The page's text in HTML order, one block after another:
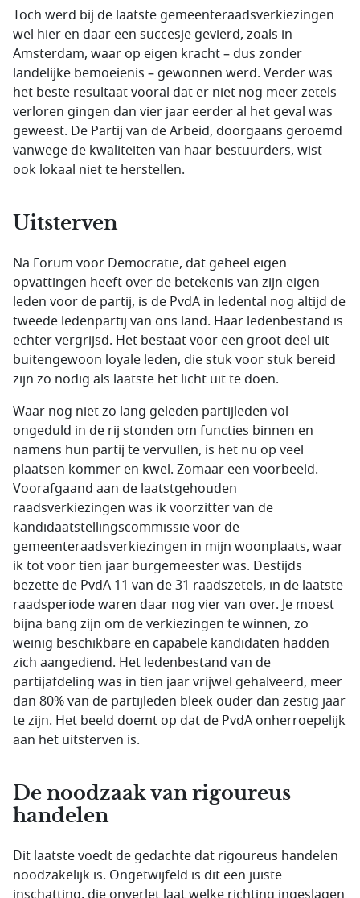
Toch werd bij de laatste gemeenteraadsverkiezingen
wel hier en daar een succesje gevierd, zoals in
Amsterdam, waar op eigen kracht – dus zonder
landelijke bemoeienis – gewonnen werd. Verder was
het beste resultaat vooral dat er niet nog meer zetels
verloren gingen dan vier jaar eerder al het geval was
geweest. De Partij van de Arbeid, doorgaans geroemd
vanwege de kwaliteiten van haar bestuurders, wist
ook lokaal niet te herstellen.
Uitsterven
Na Forum voor Democratie, dat geheel eigen
opvattingen heeft over de betekenis van zijn eigen
leden voor de partij, is de PvdA in ledental nog altijd de
tweede ledenpartij van ons land. Haar ledenbestand is
echter vergrijsd. Het bestaat voor een groot deel uit
buitengewoon loyale leden, die stuk voor stuk bereid
zijn zo nodig als laatste het licht uit te doen.
Waar nog niet zo lang geleden partijleden vol
ongeduld in de rij stonden om functies binnen en
namens hun partij te vervullen, is het nu op veel
plaatsen kommer en kwel. Zomaar een voorbeeld.
Voorafgaand aan de laatstgehouden
raadsverkiezingen was ik voorzitter van de
kandidaatstellingscommissie voor de
gemeenteraadsverkiezingen in mijn woonplaats, waar
ik tot voor tien jaar burgemeester was. Destijds
bezette de PvdA 11 van de 31 raadszetels, in de laatste
raadsperiode waren daar nog vier van over. Je moest
bijna bang zijn om de verkiezingen te winnen, zo
weinig beschikbare en capabele kandidaten hadden
zich aangediend. Het ledenbestand van de
partijafdeling was in tien jaar vrijwel gehalveerd, meer
dan 80% van de partijleden bleek ouder dan zestig jaar
te zijn. Het beeld doemt op dat de PvdA onherroepelijk
aan het uitsterven is.
De noodzaak van rigoureus
handelen
Dit laatste voedt de gedachte dat rigoureus handelen
noodzakelijk is. Ongetwijfeld is dit een juiste